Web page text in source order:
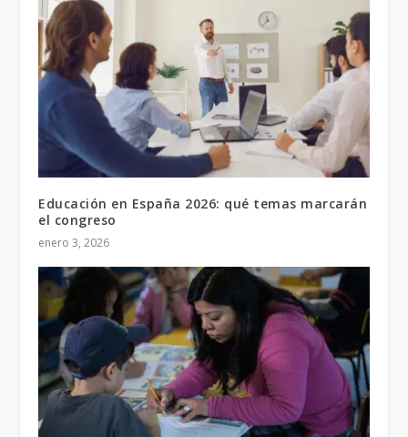
Educación en España 2026: qué temas marcarán
el congreso
enero 3, 2026